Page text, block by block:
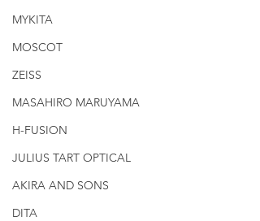
MYKITA
MOSCOT
ZEISS
MASAHIRO MARUYAMA
H-FUSION
JULIUS TART OPTICAL
AKIRA AND SONS
DITA